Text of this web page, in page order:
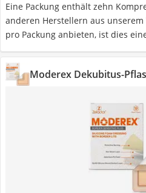
Eine Packung enthält zehn
anderen Herstellern aus unserem
pro Packung anbieten, ist dies
Moderex Dekubitus-